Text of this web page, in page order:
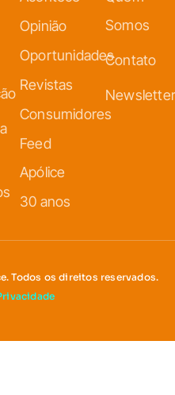
Opinião
Oportunidades
Revistas
Consumidores
Feed
Apólice
30 anos
Somos
Contato
Newsletter
Todos os direitos reservados.